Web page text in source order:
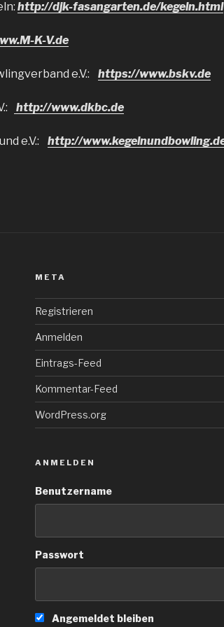
http://djk-fasangarten.de/kegeln.html
K-V.de
e.V.: https://www.bskv.de
http://www.dkbc.de
e.V.: http://
META
Registrieren
Anmelden
Eintrags-Feed
Kommentar-Feed
WordPress.org
ANMELDEN
Benutzername
Passwort
Angemeldet bleiben